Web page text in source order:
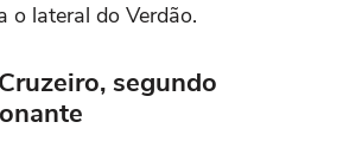
o lateral do Verdão.
segundo